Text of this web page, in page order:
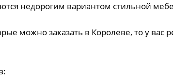
недорогим вариантом стильной
можно заказать в Королеве, то у вас